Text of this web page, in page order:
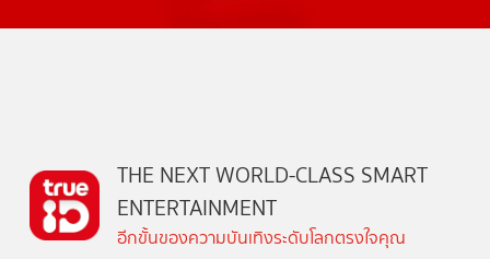
THE NEXT WORLD-CLASS SMART
ENTERTAINMENT
อีกขั้นของความบันเทิงระดับโลกตรงใจคุณ